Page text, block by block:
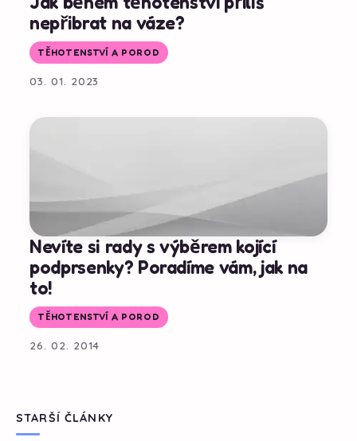
nepřibrat na váze?
TĚHOTENSTVÍ A POROD
03. 01. 2023
Nevíte si rady s výběrem kojící
podprsenky? Poradíme vám, jak na
to!
TĚHOTENSTVÍ A POROD
26. 02. 2014
STARŠÍ ČLÁNKY